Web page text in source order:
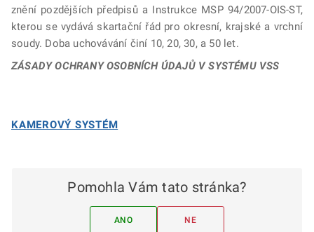
znění pozdějších předpisů a Instrukce MSP 94/2007-OIS-ST,
kterou se vydává skartační řád pro okresní, krajské a vrchní
soudy. Doba uchovávání činí 10, 20, 30, a 50 let.
ZÁSADY OCHRANY OSOBNÍCH ÚDAJŮ V SYSTÉMU VSS
KAMEROVÝ SYSTÉM
Pomohla Vám tato stránka?
ANO NE